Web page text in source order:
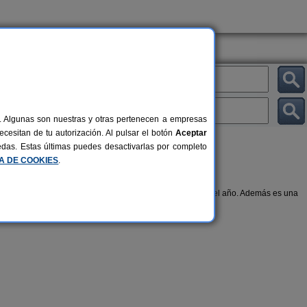
climatizada
, para disfrutar en cualquier época del año. Además es una
turismo rural.
son nuestras y otras pertenecen a empresas
de tu autorización. Al pulsar el botón Aceptar
Estas últimas puedes desactivarlas por completo
DE COOKIES.